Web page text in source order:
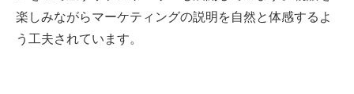
楽しみながらマーケティングの説明を自然と体感するよ
う工夫されています。